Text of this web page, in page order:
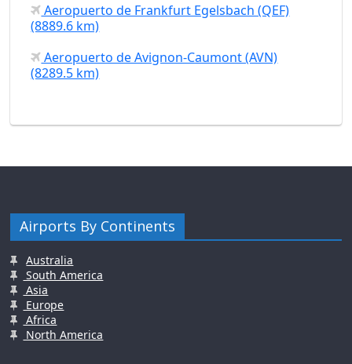
Aeropuerto de Frankfurt Egelsbach (QEF)
(8889.6 km)
Aeropuerto de Avignon-Caumont (AVN)
(8289.5 km)
Airports By Continents
Australia
South America
Asia
Europe
Africa
North America